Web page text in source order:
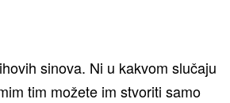
sinova. Ni u kakvom slučaju
tim možete im stvoriti samo